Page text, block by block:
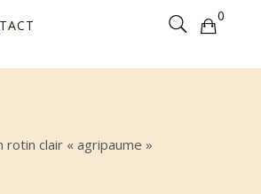
0
sélection est vide
rotin clair « agripaume »